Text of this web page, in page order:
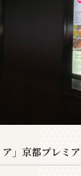
」京都プレミ